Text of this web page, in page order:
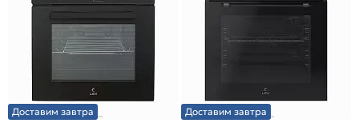
Доставим завтра
Доставим завтра